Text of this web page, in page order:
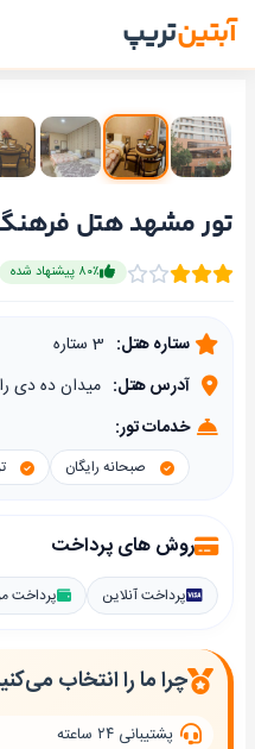
آبتینتریپ
تور مشهد هتل
۸۰٪ پیشنهاد شده
ستاره هتل:
آدرس هتل: میدان ده دی
خدمات تور:
صبحانه رایگان
روش های پرداخت
پرداخت آنلاین پرداخت
چرا ما را انتخاب
پشتیبانی ۲۴ ساعته